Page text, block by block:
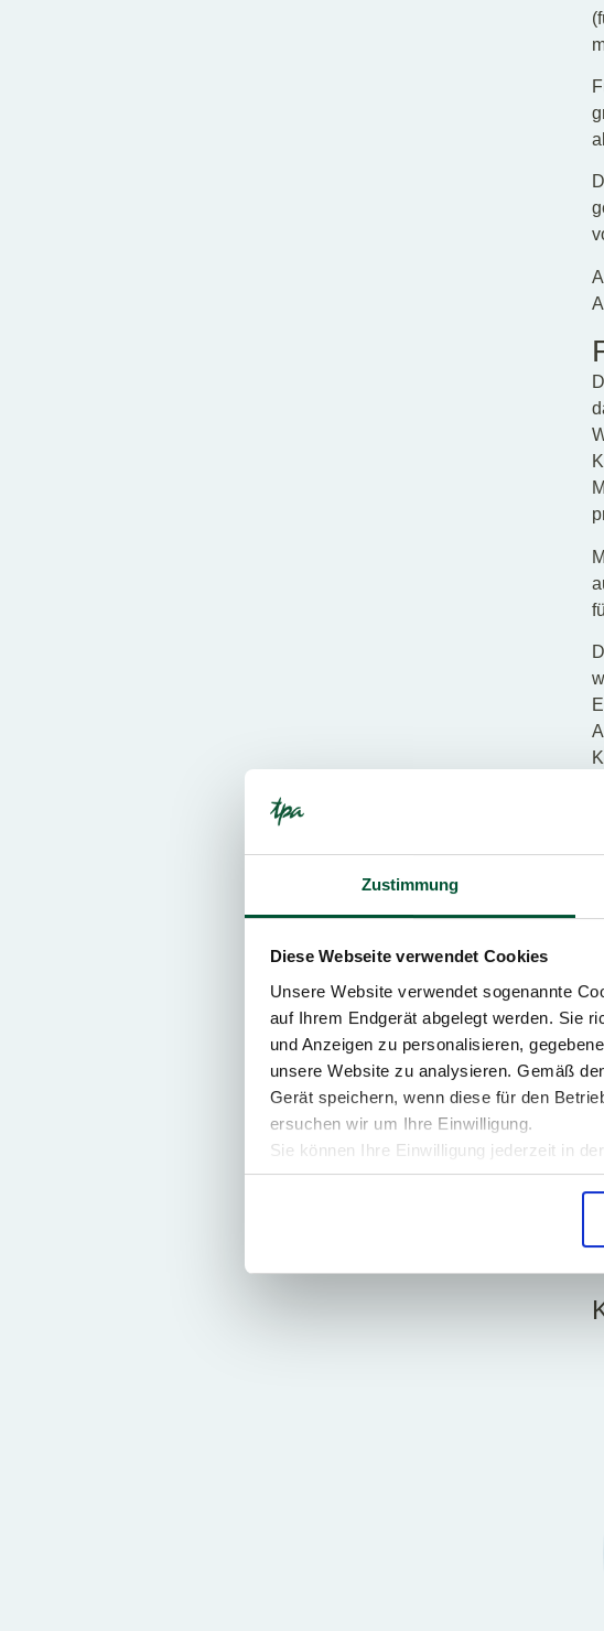
Zustimmung
Diese Webseite verwendet Cookies
Unsere Website verwendet sogenannte
auf Ihrem Endgerät abgelegt werden. Sie
und Anzeigen zu personalisieren,
unsere Website zu analysieren. Gemäß
Gerät speichern, wenn diese für den
ersuchen wir um Ihre Einwilligung.
Sie können Ihre Einwilligung jederzeit in der